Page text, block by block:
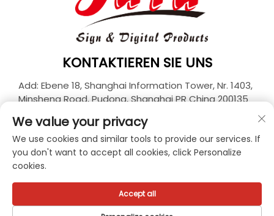
KONTAKTIEREN SIE UNS
Add: Ebene 18, Shanghai Information Tower, Nr. 1403,
Minsheng Road, Pudong, Shanghai PR China 200135
Tel.: +86-21-33927426
E-Mail: [email protected]
Urheberrecht © 2026 JUTU New Materials Technology
Limited Alle Rechte vorbehalten. -
We value your privacy
We use cookies and similar tools to provide our services. If
you don't want to accept all cookies, click Personalize
cookies.
Accept all